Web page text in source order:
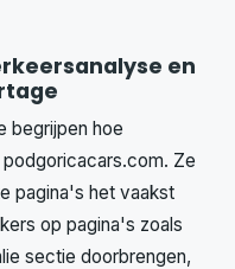
en
begrijpen hoe
Ze
pagina's het vaakst
op pagina's zoals
sectie doorbrengen,